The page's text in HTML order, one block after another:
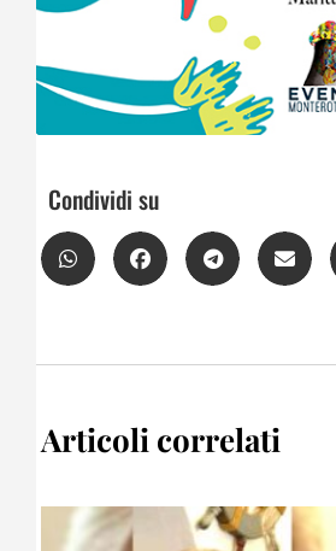
Condividi su
Articoli correlati